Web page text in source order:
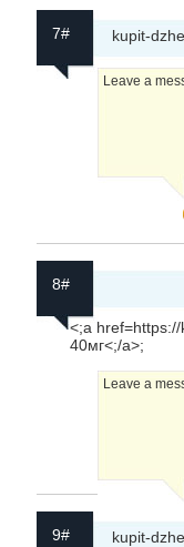
7# kupit-
Leave a
8#
<;a
40мг<;/a>;
Leave a
9# kupit-